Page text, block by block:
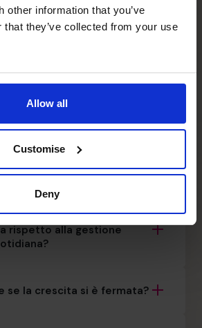
other information that you’ve
that they’ve collected from your use
Allow all
Customise
Deny
sostituirà il mio CFO
gestire un
la pianificazione
le aziende in crescita?
il supporto di un CFO
rispetto alla gestione
se la crescita si è fermata?